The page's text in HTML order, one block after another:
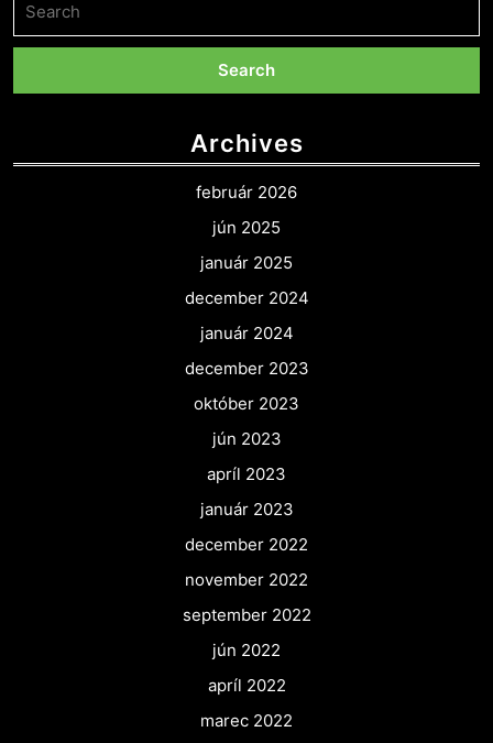
for:
Archives
február 2026
jún 2025
január 2025
december 2024
január 2024
december 2023
október 2023
jún 2023
apríl 2023
január 2023
december 2022
november 2022
september 2022
jún 2022
apríl 2022
marec 2022